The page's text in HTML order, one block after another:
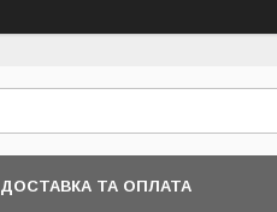
ДОСТАВКА ТА ОПЛАТА